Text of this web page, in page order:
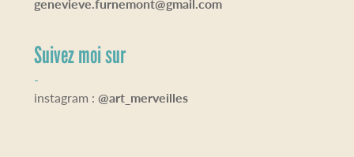
Suivez moi sur
-
instagram : @art_merveilles